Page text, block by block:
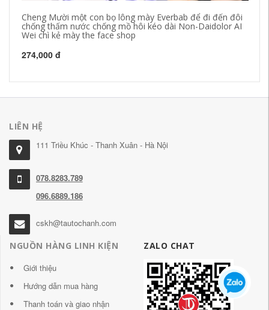
Cheng Mười một con bọ lông mày Everbab để đi đến đôi
chống thấm nước chống mồ hôi kéo dài Non-Daidolor AI
Wei chì kẻ mày the face shop
274,000 đ
LIÊN HỆ
111 Triều Khúc - Thanh Xuân - Hà Nội
078.8283.789
096.6889.186
cskh@tautochanh.com
NGUỒN HÀNG LINH KIỆN
Giới thiệu
Hướng dẫn mua hàng
Thanh toán và giao nhận
ZALO CHAT